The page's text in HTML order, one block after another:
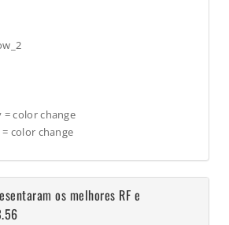
=color change
color change
os melhores RF e